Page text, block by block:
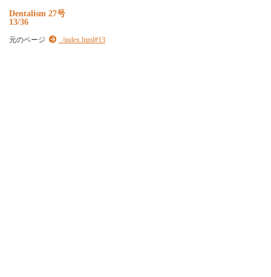
Dentalism 27号
13/36
元のページ ../index.html#13